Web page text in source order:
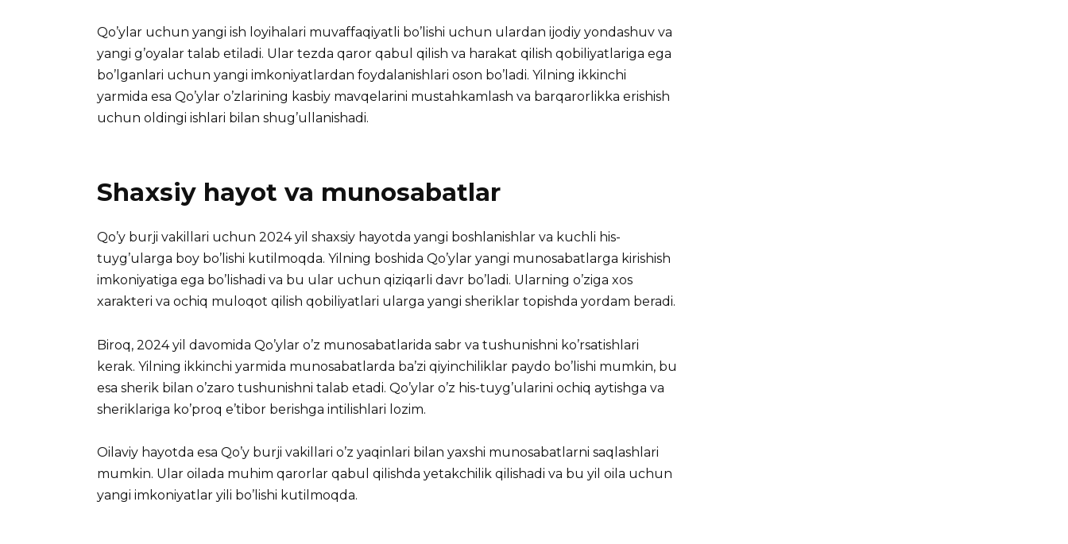
Qo’ylar uchun yangi ish loyihalari muvaffaqiyatli bo’lishi uchun ulardan ijodiy yondashuv va
yangi g’oyalar talab etiladi. Ular tezda qaror qabul qilish va harakat qilish qobiliyatlariga ega
bo’lganlari uchun yangi imkoniyatlardan foydalanishlari oson bo’ladi. Yilning ikkinchi
yarmida esa Qo’ylar o’zlarining kasbiy mavqelarini mustahkamlash va barqarorlikka erishish
uchun oldingi ishlari bilan shug’ullanishadi.
Shaxsiy hayot va munosabatlar
Qo’y burji vakillari uchun 2024 yil shaxsiy hayotda yangi boshlanishlar va kuchli his-
tuyg’ularga boy bo’lishi kutilmoqda. Yilning boshida Qo’ylar yangi munosabatlarga kirishish
imkoniyatiga ega bo’lishadi va bu ular uchun qiziqarli davr bo’ladi. Ularning o’ziga xos
xarakteri va ochiq muloqot qilish qobiliyatlari ularga yangi sheriklar topishda yordam beradi.
Biroq, 2024 yil davomida Qo’ylar o’z munosabatlarida sabr va tushunishni ko’rsatishlari
kerak. Yilning ikkinchi yarmida munosabatlarda ba’zi qiyinchiliklar paydo bo’lishi mumkin, bu
esa sherik bilan o’zaro tushunishni talab etadi. Qo’ylar o’z his-tuyg’ularini ochiq aytishga va
sheriklariga ko’proq e’tibor berishga intilishlari lozim.
Oilaviy hayotda esa Qo’y burji vakillari o’z yaqinlari bilan yaxshi munosabatlarni saqlashlari
mumkin. Ular oilada muhim qarorlar qabul qilishda yetakchilik qilishadi va bu yil oila uchun
yangi imkoniyatlar yili bo’lishi kutilmoqda.